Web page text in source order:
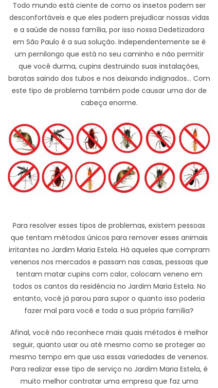
Todo mundo está ciente de como os insetos podem ser
desconfortáveis e que eles podem prejudicar nossas vidas
e a saúde de nossa família, por isso nossa Dedetizadora
em São Paulo é a sua solução. Independentemente se é
um pernilongo que está no seu caminho e não permitir
que você durma, cupins destruindo suas instalações,
baratas saindo dos tubos e nos deixando indignados... Com
este tipo de problema também pode causar uma dor de
cabeça enorme.
Para resolver esses tipos de problemas, existem pessoas
que tentam métodos únicos para remover esses animais
irritantes no Jardim Maria Estela. Há aqueles que compram
venenos nos mercados e passam nas casas, pessoas que
tentam matar cupins com calor, colocam veneno em
todos os cantos da residência no Jardim Maria Estela. No
entanto, você já parou para supor o quanto isso poderia
fazer mal para você e toda a sua própria família?
Afinal, você não reconhece mais quais métodos é melhor
seguir, quanto usar ou até mesmo como se proteger ao
mesmo tempo em que usa essas variedades de venenos.
Para realizar esse tipo de serviço no Jardim Maria Estela, é
muito melhor contratar uma empresa que faz uma